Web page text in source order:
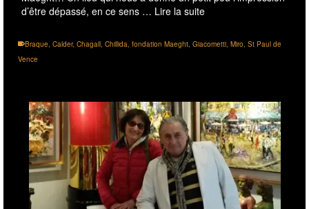
d’être dépassé, en ce sens … Lire la suite
Braque, Calder, Chagall, Chillida, fondation Maeght, Giacometti, Miro, St Paul de
Vence